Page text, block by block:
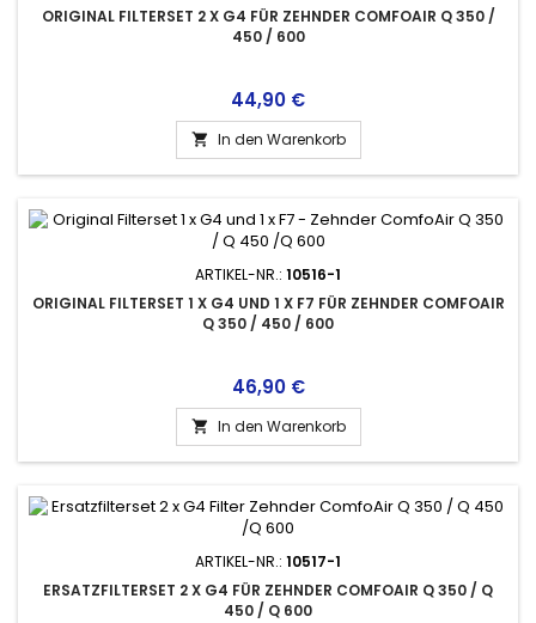
ORIGINAL FILTERSET 2 X G4 FÜR ZEHNDER COMFOAIR Q 350 /
450 / 600
Preis
44,90 €
 In den Warenkorb
ARTIKEL-NR.: 10516-1
ORIGINAL FILTERSET 1 X G4 UND 1 X F7 FÜR ZEHNDER COMFOAIR
Q 350 / 450 / 600
Preis
46,90 €
 In den Warenkorb
ARTIKEL-NR.: 10517-1
ERSATZFILTERSET 2 X G4 FÜR ZEHNDER COMFOAIR Q 350 / Q
450 / Q 600